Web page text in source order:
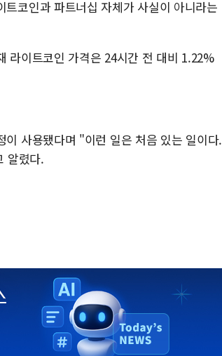
코인과 파트너십 자체가 사실이 아니라는
라이트코인 가격은 24시간 전 대비 1.22%
사용됐다며 "이런 일은 처음 있는 일이다.
알렸다.